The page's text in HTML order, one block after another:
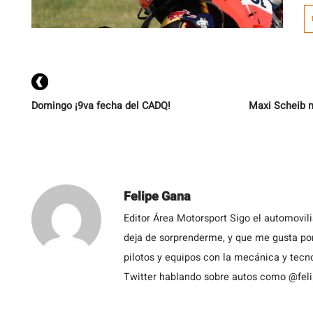
Domingo ¡9va fecha del CADQ! Maxi Scheib
Felipe Gana
Editor Área Motorsport Sigo el
deja de sorprenderme, y que me gusta
pilotos y equipos con la mecánica y
Twitter hablando sobre autos como